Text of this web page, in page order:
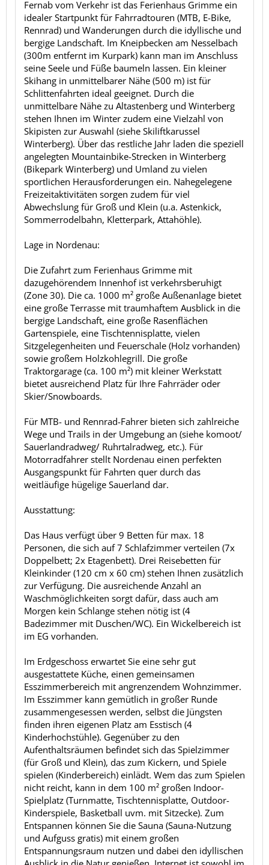
Fernab vom Verkehr ist das Ferienhaus Grimme ein
idealer Startpunkt für Fahrradtouren (MTB, E-Bike,
Rennrad) und Wanderungen durch die idyllische und
bergige Landschaft. Im Kneipbecken am Nesselbach
(300m entfernt im Kurpark) kann man im Anschluss
seine Seele und Füße baumeln lassen. Ein kleiner
Skihang in unmittelbarer Nähe (500 m) ist für
Schlittenfahrten ideal geeignet. Durch die
unmittelbare Nähe zu Altastenberg und Winterberg
stehen Ihnen im Winter zudem eine Vielzahl von
Skipisten zur Auswahl (siehe Skiliftkarussel
Winterberg). Über das restliche Jahr laden die speziell
angelegten Mountainbike-Strecken in Winterberg
(Bikepark Winterberg) und Umland zu vielen
sportlichen Herausforderungen ein. Nahegelegene
Freizeitaktivitäten sorgen zudem für viel
Abwechslung für Groß und Klein (u.a. Astenkick,
Sommerrodelbahn, Kletterpark, Attahöhle).
Lage in Nordenau:
Die Zufahrt zum Ferienhaus Grimme mit
dazugehörendem Innenhof ist verkehrsberuhigt
(Zone 30). Die ca. 1000 m² große Außenanlage bietet
eine große Terrasse mit traumhaftem Ausblick in die
bergige Landschaft, eine große Rasenflächen
Gartenspiele, eine Tischtennisplatte, vielen
Sitzgelegenheiten und Feuerschale (Holz vorhanden)
sowie großem Holzkohlegrill. Die große
Traktorgarage (ca. 100 m²) mit kleiner Werkstatt
bietet ausreichend Platz für Ihre Fahrräder oder
Skier/Snowboards.
Für MTB- und Rennrad-Fahrer bieten sich zahlreiche
Wege und Trails in der Umgebung an (siehe komoot/
Sauerlandradweg/ Ruhrtalradweg, etc.). Für
Motorradfahrer stellt Nordenau einen perfekten
Ausgangspunkt für Fahrten quer durch das
weitläufige hügelige Sauerland dar.
Ausstattung:
Das Haus verfügt über 9 Betten für max. 18
Personen, die sich auf 7 Schlafzimmer verteilen (7x
Doppelbett; 2x Etagenbett). Drei Reisebetten für
Kleinkinder (120 cm x 60 cm) stehen Ihnen zusätzlich
zur Verfügung. Die ausreichende Anzahl an
Waschmöglichkeiten sorgt dafür, dass auch am
Morgen kein Schlange stehen nötig ist (4
Badezimmer mit Duschen/WC). Ein Wickelbereich ist
im EG vorhanden.
Im Erdgeschoss erwartet Sie eine sehr gut
ausgestattete Küche, einen gemeinsamen
Esszimmerbereich mit angrenzendem Wohnzimmer.
Im Esszimmer kann gemütlich in großer Runde
zusammengesessen werden, selbst die Jüngsten
finden ihren eigenen Platz am Esstisch (4
Kinderhochstühle). Gegenüber zu den
Aufenthaltsräumen befindet sich das Spielzimmer
(für Groß und Klein), das zum Kickern, und Spiele
spielen (Kinderbereich) einlädt. Wem das zum Spielen
nicht reicht, kann in dem 100 m² großen Indoor-
Spielplatz (Turnmatte, Tischtennisplatte, Outdoor-
Kinderspiele, Basketball uvm. mit Sitzecke). Zum
Entspannen können Sie die Sauna (Sauna-Nutzung
und Aufguss gratis) mit einem großen
Entspannungsraum nutzen und dabei den idyllischen